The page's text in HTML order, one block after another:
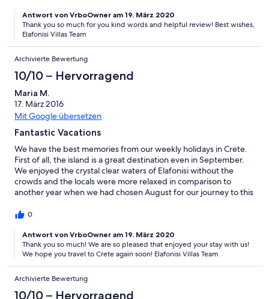
Antwort von VrboOwner am 19. März 2020
Thank you so much for you kind words and helpful review! Best wishes,
Elafonisi Villas Team
Archivierte Bewertung
10/10 – Hervorragend
Maria M.
17. März 2016
Mit Google übersetzen
Fantastic Vacations
We have the best memories from our weekly holidays in Crete.
First of all, the island is a great destination even in September.
We enjoyed the crystal clear waters of Elafonisi without the
crowds and the locals were more relaxed in comparison to
another year when we had chosen August for our journey to this
one more reason. Villa Nautilus made our stay in Crete
and the privacy, all deserve our five star rating! I must say, that
the few times we decided that we were very tired to go out, we
enjoyed staying in, playing in the pool with the kids or simply
relaxing. The restaurant was nearby and we had easy and quick
access to great food (an important factor when you have
children). We are very happy to have met the people from
0
Antwort von VrboOwner am 19. März 2020
Thank you so much! We are so pleased that enjoyed your stay with us!
We hope you travel to Crete again soon! Elafonisi Villas Team
Archivierte Bewertung
10/10 – Hervorragend